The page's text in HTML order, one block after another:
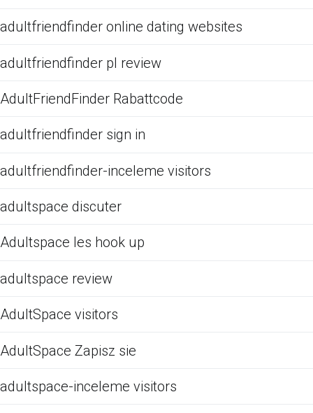
adultfriendfinder online dating websites
adultfriendfinder pl review
AdultFriendFinder Rabattcode
adultfriendfinder sign in
adultfriendfinder-inceleme visitors
adultspace discuter
Adultspace les hook up
adultspace review
AdultSpace visitors
AdultSpace Zapisz sie
adultspace-inceleme visitors